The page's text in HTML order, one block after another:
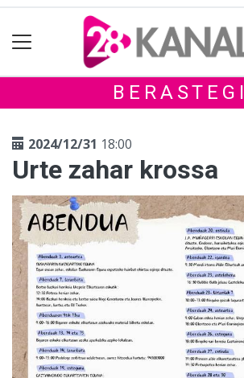
BERASTEGI
2024/12/31 18:00
Urte zahar krossa